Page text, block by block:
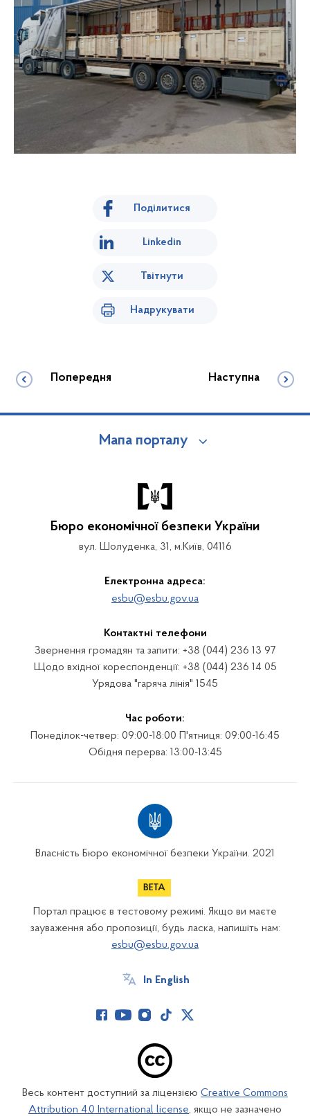
Поділитися
Linkedin
Твітнути
Надрукувати
Попередня Наступна
Мапа порталу
Бюро економічної безпеки України
вул. Шолуденка, 31, м.Київ, 04116
Електронна адреса:
esbu@esbu.gov.ua
Контактні телефони
Звернення громадян та запити: +38 (044) 236 13 97
Щодо вхідної кореспонденції: +38 (044) 236 14 05
Урядова "гаряча лінія" 1545
Час роботи:
Понеділок-четвер: 09:00-18:00 П'ятниця: 09:00-16:45
Обідня перерва: 13:00-13:45
Власність Бюро економічної безпеки України. 2021
Портал працює в тестовому режимі. Якщо ви маєте
зауваження або пропозиції, будь ласка, напишіть нам:
esbu@esbu.gov.ua
In English
Весь контент доступний за ліцензією Creative Commons
Attribution 4.0 International license, якщо не зазначено